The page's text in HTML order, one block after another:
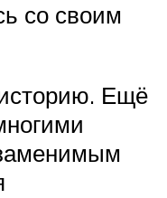
со своим
Ещё